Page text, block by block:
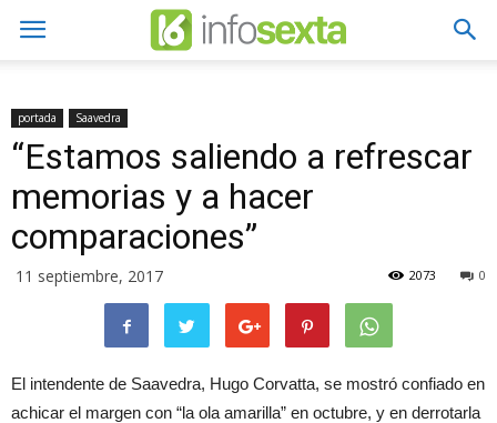
portada Saavedra
“Estamos saliendo a refrescar
memorias y a hacer
comparaciones”
11 septiembre, 2017 0
2073
El intendente de Saavedra, Hugo Corvatta, se mostró confiado en
achicar el margen con “la ola amarilla” en octubre, y en derrotarla